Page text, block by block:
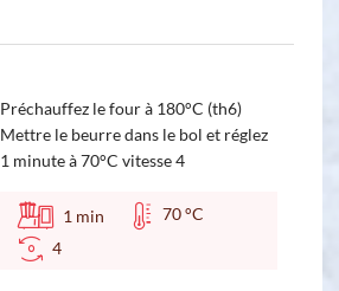
Préchauffez le four à 180°C (th6)
Mettre le beurre dans le bol et réglez
1 minute à 70°C vitesse 4
1 min
70 °C
4